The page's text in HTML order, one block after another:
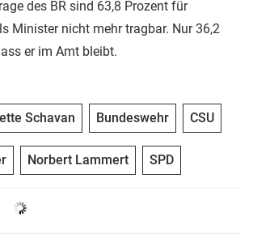
des BR sind 63,8 Prozent für
Minister nicht mehr tragbar. Nur 36,2
er im Amt bleibt.
Schavan Bundeswehr CSU
Norbert Lammert SPD